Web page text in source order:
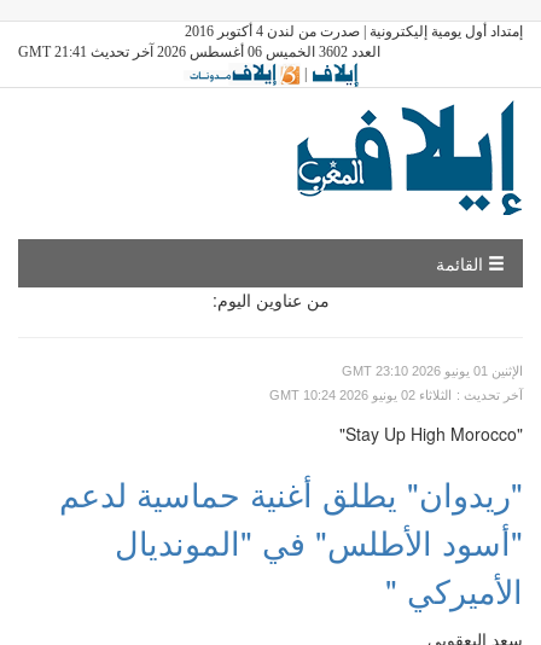
إمتداد أول يومية إليكترونية | صدرت من لندن 4 أكتوبر 2016
العدد 3602 الخميس 06 أغسطس 2026 آخر تحديث GMT 21:41
|
القائمة
من عناوين اليوم:
GMT الإثنين 01 يونيو 2026 23:10
GMT الثلاثاء 02 يونيو 2026 10:24
: آخر تحديث
"Stay Up High Morocco"
"ريدوان" يطلق أغنية حماسية لدعم
"أسود الأطلس" في "المونديال
الأميركي "
سعد اليعقوبي